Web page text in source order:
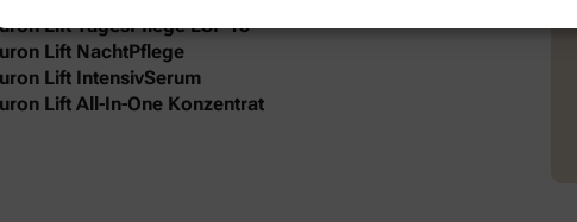
Lift TagesPflege LSF 15
Lift NachtPflege
Lift IntensivSerum
Lift All-In-One Konzentrat